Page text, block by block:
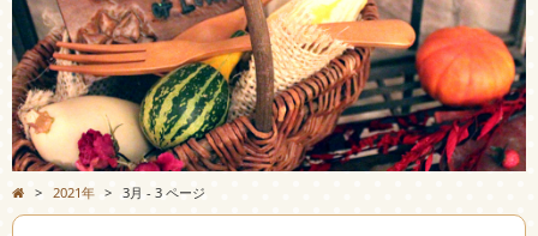
> 2021年 > 3月 - 3 ページ